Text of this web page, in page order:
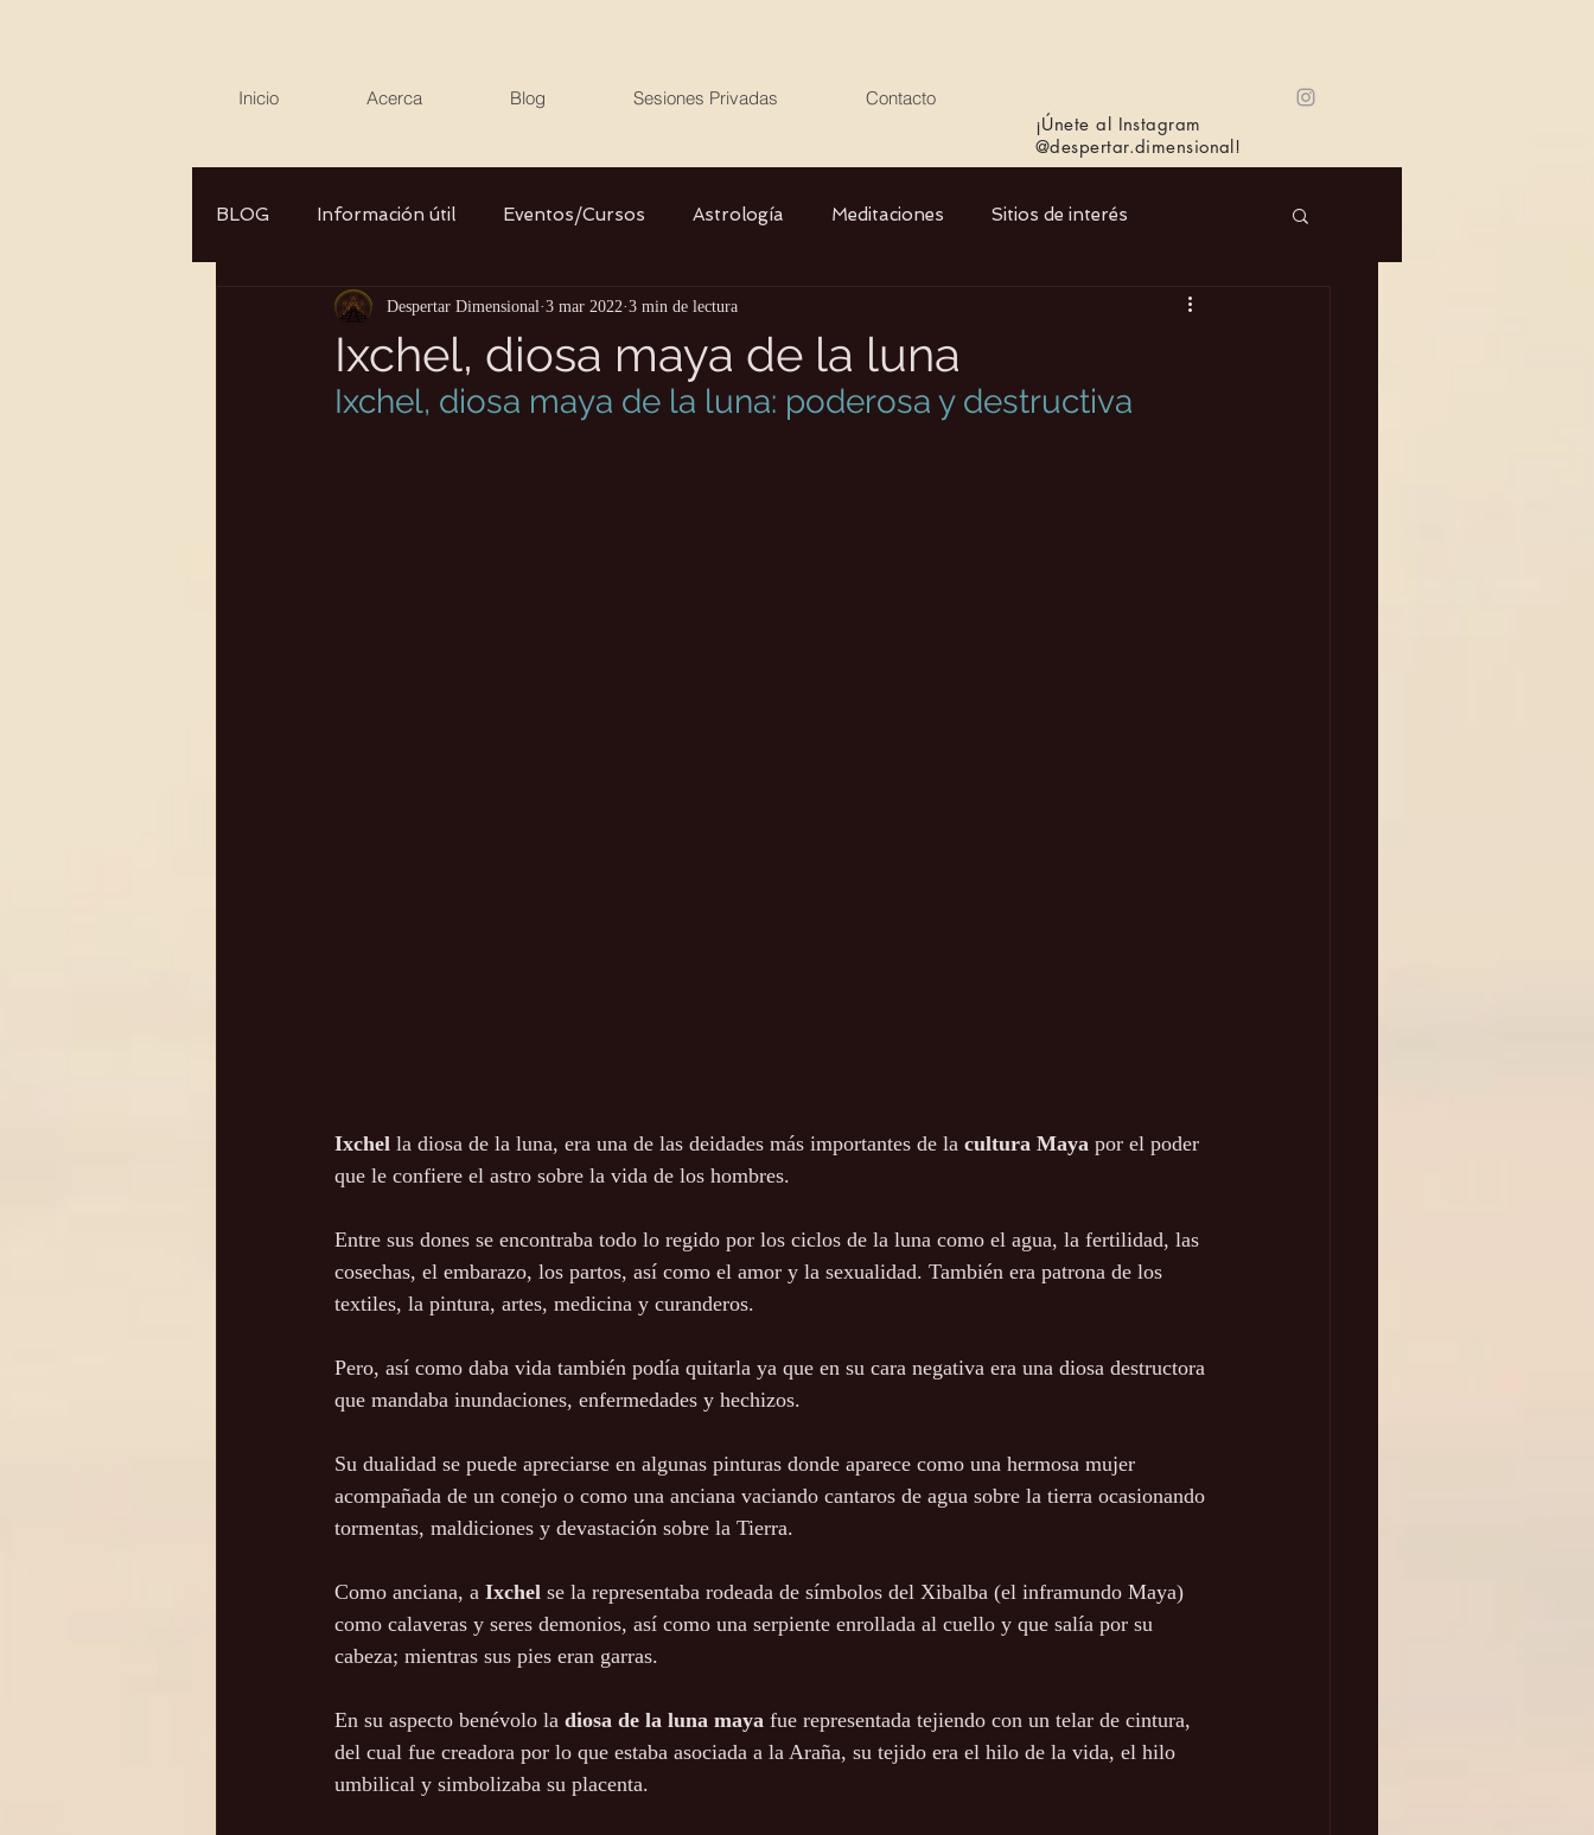
Inicio Acerca Blog Sesiones Privadas
Contacto
¡Únete al Instagram
@despertar.dimensional!
BLOG Información útil Eventos/Cursos Astrología Meditaciones Sitios de interés
Canalizaciones/Entrevistas Libros Cristales Música
Aromaterapia/Herbolaria Agua Ciencia Salud Yoga Medio ambiente Bioagricultura
Ixchel, diosa maya de la luna
Despertar Dimensional 3 mar 2022 3 min de lectura
Ixchel, diosa maya de la luna: poderosa y destructiva
Ixchel la diosa de la luna, era una de las deidades más importantes de la cultura Maya por el poder
que le confiere el astro sobre la vida de los hombres.
Entre sus dones se encontraba todo lo regido por los ciclos de la luna como el agua, la fertilidad, las
cosechas, el embarazo, los partos, así como el amor y la sexualidad. También era patrona de los
textiles, la pintura, artes, medicina y curanderos.
Pero, así como daba vida también podía quitarla ya que en su cara negativa era una diosa destructora
que mandaba inundaciones, enfermedades y hechizos.
Su dualidad se puede apreciarse en algunas pinturas donde aparece como una hermosa mujer
acompañada de un conejo o como una anciana vaciando cantaros de agua sobre la tierra ocasionando
tormentas, maldiciones y devastación sobre la Tierra.
Como anciana, a Ixchel se la representaba rodeada de símbolos del Xibalba (el inframundo Maya)
como calaveras y seres demonios, así como una serpiente enrollada al cuello y que salía por su
cabeza; mientras sus pies eran garras.
En su aspecto benévolo la diosa de la luna maya fue representada tejiendo con un telar de cintura,
del cual fue creadora por lo que estaba asociada a la Araña, su tejido era el hilo de la vida, el hilo
umbilical y simbolizaba su placenta.